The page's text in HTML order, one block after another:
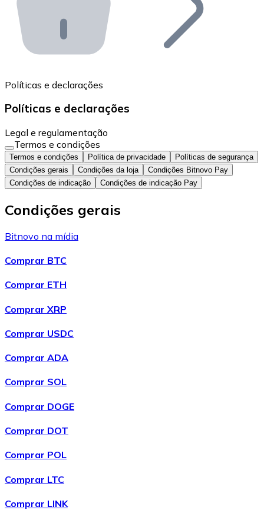
API Bitnovo
Integre nossa API no seu ecossistema.
Junte-se à nossa rede de revendedores e comercialize
Adicionar um Token
Políticas e declarações
Políticas e declarações
Legal e regulamentação
Termos e condições
Termos e condições Política de privacidade
Políticas de segurança
Condições gerais
Condições da loja
Condições Bitnovo Pay
Condições de indicação
Condições de indicação Pay
Condições gerais
Bitnovo na mídia
Comprar BTC
Comprar ETH
Comprar XRP
Comprar USDC
Comprar ADA
Comprar SOL
Comprar DOGE
Comprar DOT
Comprar POL
Comprar LTC
Comprar LINK